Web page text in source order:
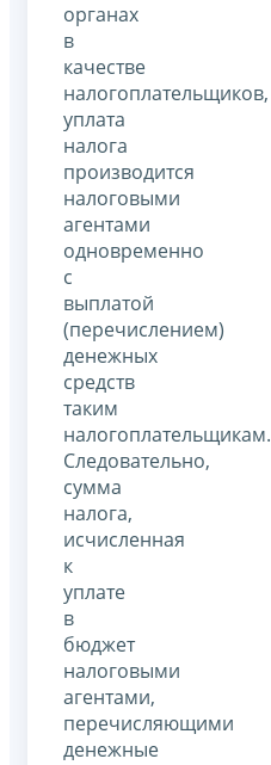
органах
в
качестве
налогоплательщиков,
уплата
налога
производится
налоговыми
агентами
одновременно
с
выплатой
(перечислением)
денежных
средств
таким
налогоплательщикам.
Следовательно,
сумма
налога,
исчисленная
к
уплате
в
бюджет
налоговыми
агентами,
перечисляющими
денежные